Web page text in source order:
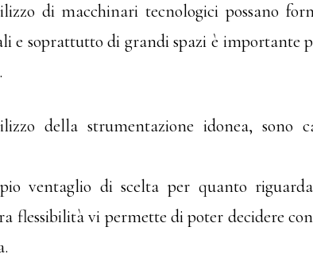
di macchinari tecnologici possano
e soprattutto di grandi spazi è importante
della strumentazione idonea, sono
ventaglio di scelta per quanto
flessibilità vi permette di poter decidere